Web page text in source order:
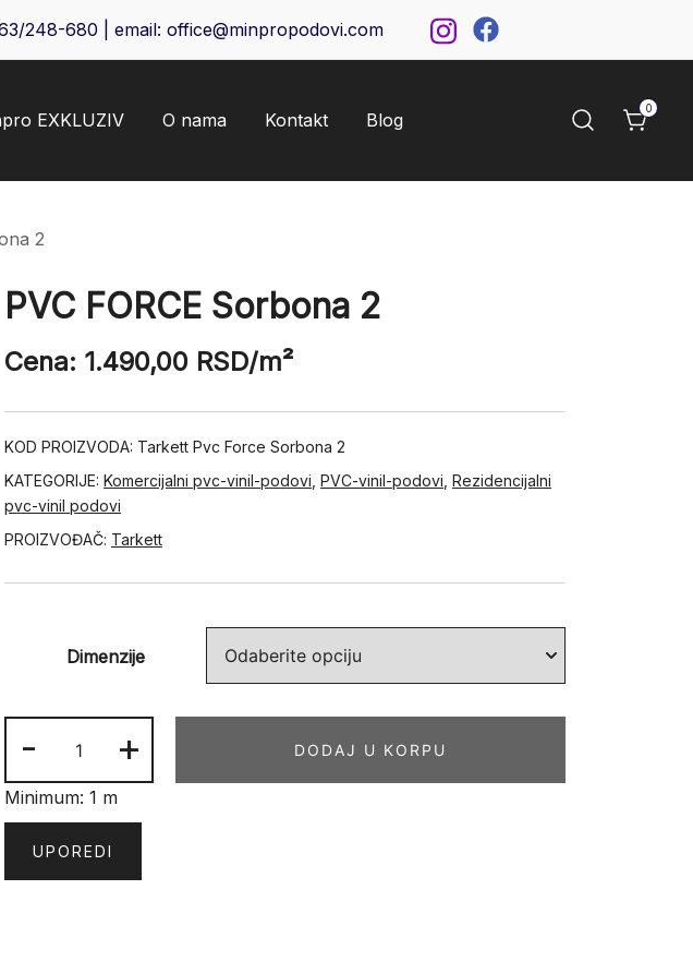
248-680 | email: office@minpropodovi.com
EXKLUZIV O nama Kontakt Blog
0
2
PVC FORCE Sorbona 2
Cena: 1.490,00 RSD/m²
KOD PROIZVODA: Tarkett Pvc Force Sorbona 2
KATEGORIJE: Komercijalni pvc-vinil-podovi PVC-vinil-podovi Rezidencijalni
pvc-vinil podovi
PROIZVOĐAČ: Tarkett
Dimenzije
-
FORCE
Sorbona
2
količina
+ DODAJ U KORPU
Minimum: 1 m
UPOREDI